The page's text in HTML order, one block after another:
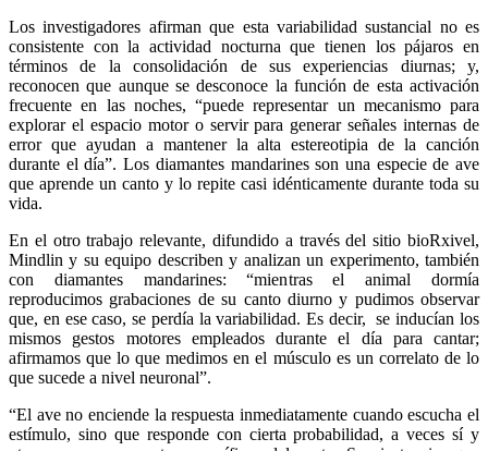
Los investigadores afirman que esta variabilidad sustancial no es
consistente con la actividad nocturna que tienen los pájaros en
términos de la consolidación de sus experiencias diurnas; y,
reconocen que aunque se desconoce la función de esta activación
frecuente en las noches, “puede representar un mecanismo para
explorar el espacio motor o servir para generar señales internas de
error que ayudan a mantener la alta estereotipia de la canción
durante el día”. Los diamantes mandarines son una especie de ave
que aprende un canto y lo repite casi idénticamente durante toda su
vida.
En el otro trabajo relevante, difundido a través del sitio bioRxivel,
Mindlin y su equipo describen y analizan un experimento, también
con diamantes mandarines: “mientras el animal dormía
reproducimos grabaciones de su canto diurno y pudimos observar
que, en ese caso, se perdía la variabilidad. Es decir, se inducían los
mismos gestos motores empleados durante el día para cantar;
afirmamos que lo que medimos en el músculo es un correlato de lo
que sucede a nivel neuronal”.
“El ave no enciende la respuesta inmediatamente cuando escucha el
estímulo, sino que responde con cierta probabilidad, a veces sí y